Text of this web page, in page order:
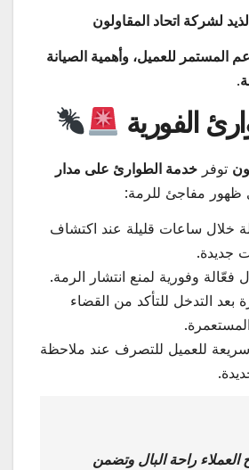
لشركة اتحاد المقاولون
المستمر للعميل، وأهمية الصيانة
.
الفورية
توفر خدمة الطوارئ على مدار
ظهور مفاجئ للرمة:
خلال ساعات قليلة عند اكتشاف
جديدة.
فعّالة وفورية لمنع انتشار الرمة.
بعد التدخل للتأكد من القضاء
سريعة للعميل للتصرف عند ملاحظة
العملاء راحة البال وتضمن